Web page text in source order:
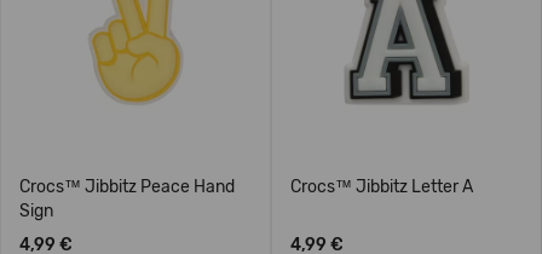
Crocs™ Jibbitz Peace Hand
Sign
4,99 €
Crocs™ Jibbitz Letter A
4,99 €